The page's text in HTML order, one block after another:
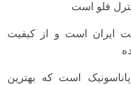
فلو است
ایران است و از کیفیت
است که بهترین